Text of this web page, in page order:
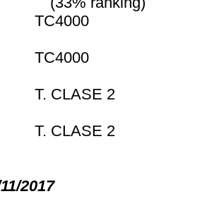
TC4000
TC4000
T. CLASE
T. CLASE
2017